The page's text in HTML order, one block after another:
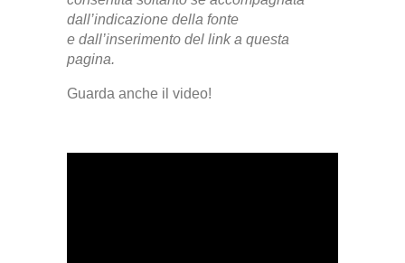
dall’indicazione della fonte
e dall’inserimento del link a questa
pagina.
Guarda anche il video!